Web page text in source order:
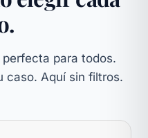
para todos.
caso. Aquí sin filtros.